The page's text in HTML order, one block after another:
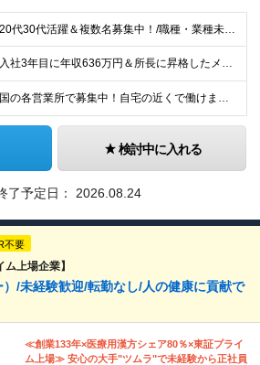
≪20代30代活躍＆複数名募集中！/職種・業種未経験大歓迎/第二新卒OK≫ ◎普通自動車免許（AT限定可）をお持ちの方 └お客様先へ訪問するため、問題なく運転ができる方を想定しています。 ◎高卒以上
《入社3年目に年収636万円＆所長に昇格したメンバーも！》 ◆月給245,796円～269,205円+営業実績手当+諸手当 ※試用期間3ヶ月(待遇同一) ※固定残業代(22.5時間分/35,796円～
全国の各営業所で募集中！自宅の近くで働けます。 ※住所は一部の営業所のみ載せています ★詳細は以下のリンクをご覧ください https://www.fujiyakuhin.co.jp/shop/eig
検討中に入れる
了予定日： 2026.08.24
不要
上場企業】
/未経験歓迎/転勤なし/人の健康に貢献で
≪創業133年×医療用漢方シェア80％×東証プライ
ム上場≫ 安心の大手"ツムラ"で未経験から正社員